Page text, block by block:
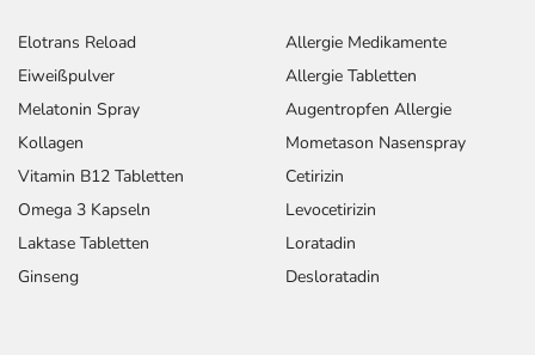
Elotrans Reload
Eiweißpulver
Melatonin Spray
Kollagen
Vitamin B12 Tabletten
Omega 3 Kapseln
Laktase Tabletten
Ginseng
Allergie Medikamente
Allergie Tabletten
Augentropfen Allergie
Mometason Nasenspray
Cetirizin
Levocetirizin
Loratadin
Desloratadin